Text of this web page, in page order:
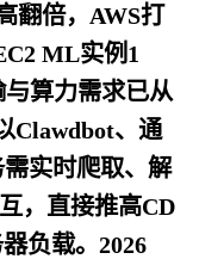
翻倍，AWS打
ML实例1
算力需求已从
Clawdbot、通
实时爬取、解
，直接推高CD
负载。2026